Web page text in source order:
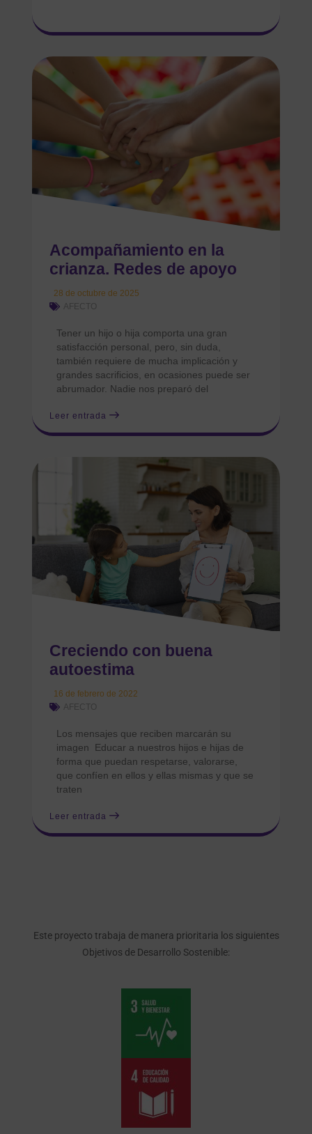
Acompañamiento en la
crianza. Redes de apoyo
28 de octubre de 2025
AFECTO
Tener un hijo o hija comporta una gran
satisfacción personal, pero, sin duda,
también requiere de mucha implicación y
grandes sacrificios, en ocasiones puede ser
abrumador. Nadie nos preparó del
Leer entrada
Creciendo con buena
autoestima
16 de febrero de 2022
AFECTO
Los mensajes que reciben marcarán su
imagen Educar a nuestros hijos e hijas de
forma que puedan respetarse, valorarse,
que confíen en ellos y ellas mismas y que se
traten
Leer entrada
Este proyecto trabaja de manera prioritaria los siguientes
Objetivos de Desarrollo Sostenible: